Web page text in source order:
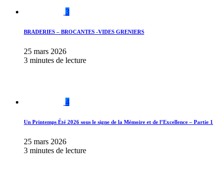
3
BRADERIES – BROCANTES -VIDES GRENIERS
25 mars 2026
3 minutes de lecture
4
Un Printemps Été 2026 sous le signe de la Mémoire et de l’Excellence – Partie 1
25 mars 2026
3 minutes de lecture